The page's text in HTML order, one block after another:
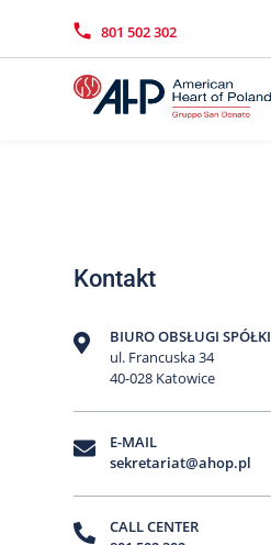
801 502 302
Kontakt
BIURO OBSŁUGI SPÓŁKI
ul. Francuska 34
40-028 Katowice
E-MAIL
sekretariat@ahop.pl
CALL CENTER